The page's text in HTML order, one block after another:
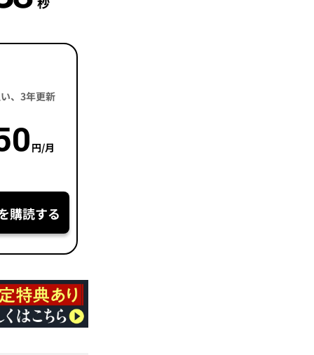
、3年更新
円/月
購読する